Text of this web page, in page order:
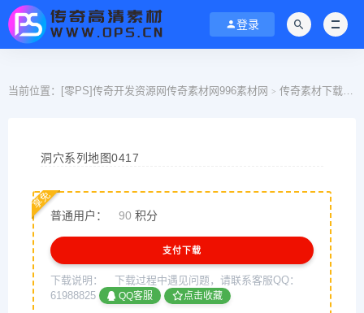
登录
当前位置： [零PS]传奇开发资源网传奇素材网996素材网 > 传奇素材下载
洞穴系列地图0417
普通用户： 90 积分
享免
支付下载
下载说明：
下载过程中遇见问题，请联系客服QQ：
61988825
QQ客服 点击收藏